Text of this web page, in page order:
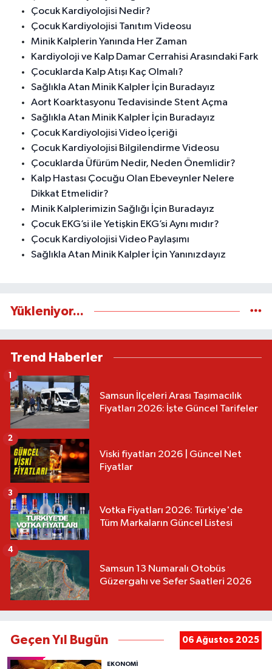
Çocuk Kardiyolojisi Nedir?
Çocuk Kardiyolojisi Tanıtım Videosu
Minik Kalplerin Yanında Her Zaman
Kardiyoloji ve Kalp Damar Cerrahisi Arasındaki Fark
Çocuklarda Kalp Atışı Kaç Olmalı?
Sağlıkla Atan Minik Kalpler İçin Buradayız
Aort Koarktasyonu Tedavisinde Stent Açma
Sağlıkla Atan Minik Kalpler İçin Buradayız
Çocuk Kardiyolojisi Video İçeriği
Çocuk Kardiyolojisi Bilgilendirme Videosu
Çocuklarda Üfürüm Nedir, Neden Önemlidir?
Kalp Hastası Çocuğu Olan Ebeveynler Nelere
Dikkat Etmelidir?
Minik Kalplerimizin Sağlığı İçin Buradayız
Çocuk EKG’si ile Yetişkin EKG’si Aynı mıdır?
Çocuk Kardiyolojisi Video Paylaşımı
Sağlıkla Atan Minik Kalpler İçin Yanınızdayız
Yükleniyor...
Trend Haberler
Samsun İlçeleri Arası Taşımacılık
Fiyatları 2026: İşte Güncel Tarifeler
1
Viski fiyatları 2026 | Güncel Net
Fiyatlar
2
Votka Fiyatları 2026: Türkiye'de
Tüm Markaların Güncel Listesi
3
Samsun 13 Numaralı Otobüs
Güzergahı ve Sefer Saatleri 2026
4
Geçen Yıl Bugün 06 Ağustos 2025
EKONOMİ